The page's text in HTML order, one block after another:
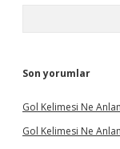
Son yorumlar
Gol Kelimesi Ne
Gol Kelimesi Ne